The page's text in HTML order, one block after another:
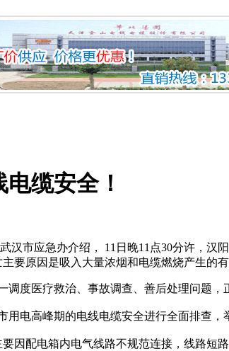
缆安全！
市应急办介绍， 11日晚11点30分许，汉
要原因是吸入大量浓烟和电缆燃烧产生的
度医疗救治、事故调查、善后处理问题
电高峰期的电线电缆安全进行全面排查
因配电箱内电气线路不规范连接，线路短